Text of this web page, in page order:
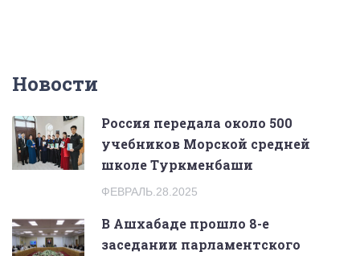
Новости
Россия передала около 500
учебников Морской средней
школе Туркменбаши
ФЕВРАЛЬ.28.2025
В Ашхабаде прошло 8-е
заседании парламентского